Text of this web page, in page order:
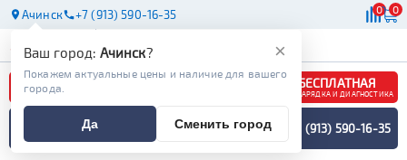
Ачинск +7 (913) 590-16-35 0 0
АКБ
БЕСПЛАТНАЯ
ЗАРЯДКА И ДИАГНОСТИКА
ПОДБОР АККУМУЛЯТОРА
СПЕЦИАЛИСТОМ +7 (913) 590-16-35
×
Ваш город: Ачинск?
Покажем актуальные цены и наличие для вашего
города.
Да Сменить город